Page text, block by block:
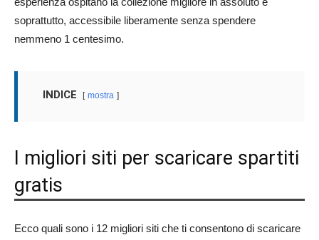
soprattutto, accessibile liberamente senza spendere
nemmeno 1 centesimo.
INDICE mostra
I migliori siti per scaricare spartiti
gratis
Ecco quali sono i 12 migliori siti che ti consentono di scaricare